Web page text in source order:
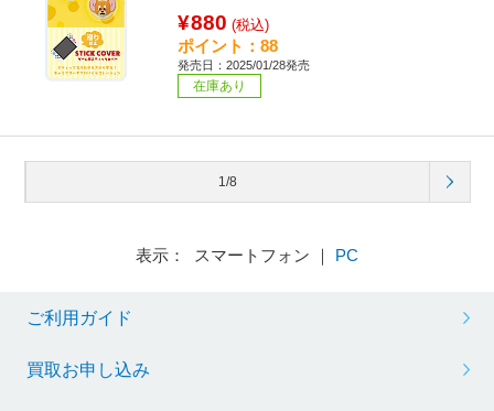
¥880 (税込)
ポイント：88
発売日：2025/01/28発売
在庫あり
1/8
表示： スマートフォン ｜ PC
ご利用ガイド
買取お申し込み